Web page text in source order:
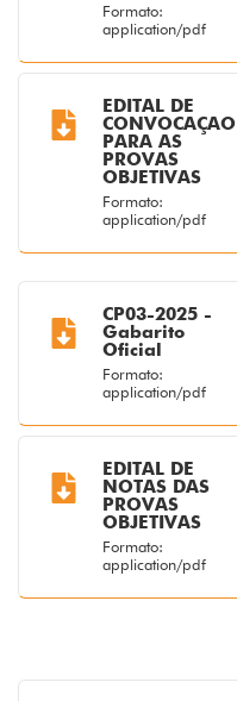
Formato:
application/pdf
EDITAL DE
CONVOCAÇAO
PARA AS
PROVAS
OBJETIVAS
Formato:
application/pdf
CP03-2025 -
Gabarito
Oficial
Formato:
application/pdf
EDITAL DE
NOTAS DAS
PROVAS
OBJETIVAS
Formato:
application/pdf